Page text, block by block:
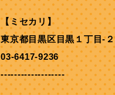
【ミセカリ】
東京都目黒区目黒１丁目-
03-6417-9236
-------------------